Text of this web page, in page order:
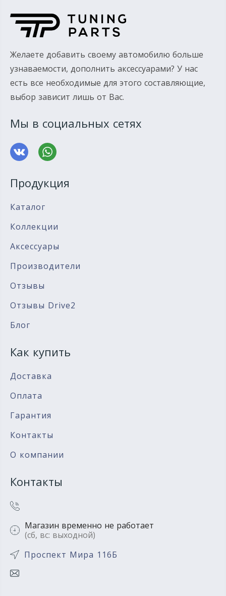
Желаете добавить своему автомобилю больше
узнаваемости, дополнить аксессуарами? У нас
есть все необходимые для этого составляющие,
выбор зависит лишь от Вас.
Мы в социальных сетях
Продукция
Каталог
Коллекции
Аксессуары
Производители
Отзывы
Отзывы Drive2
Блог
Как купить
Доставка
Оплата
Гарантия
Контакты
О компании
Контакты
Магазин временно не работает
(сб, вс: выходной)
Проспект Мира 116Б